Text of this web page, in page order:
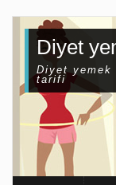
Diyet
Diyet
tarifi